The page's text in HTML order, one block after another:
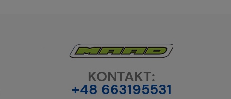
KONTAKT:
+48 663195531